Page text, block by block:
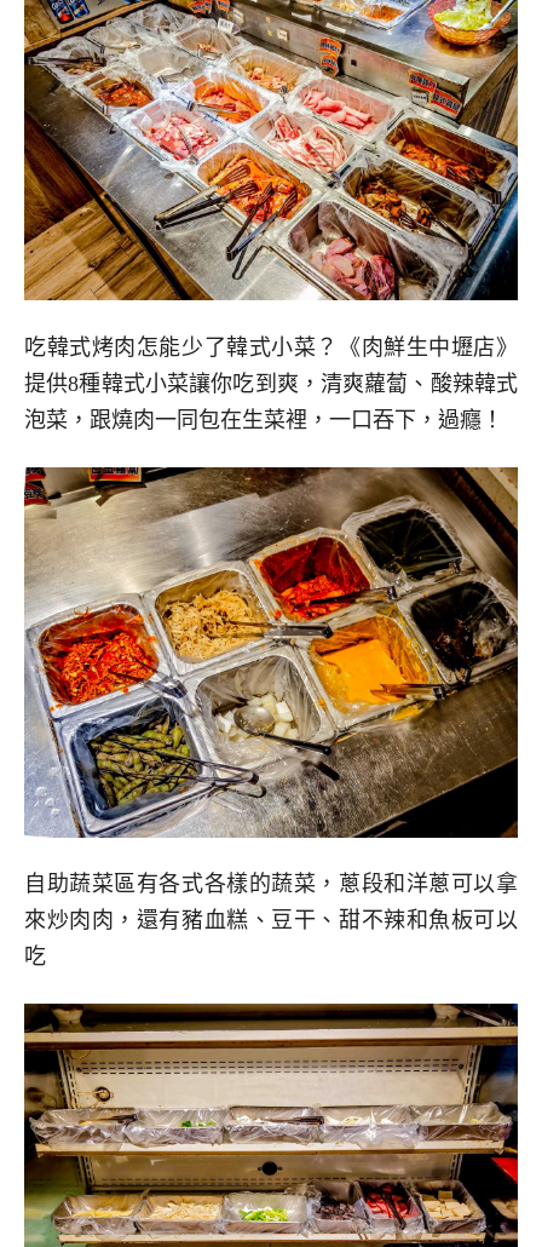
吃韓式烤肉怎能少了韓式小菜？《肉鮮生中壢店》
提供8種韓式小菜讓你吃到爽，清爽蘿蔔、酸辣韓式
泡菜，跟燒肉一同包在生菜裡，一口吞下，過癮！
自助蔬菜區有各式各樣的蔬菜，蔥段和洋蔥可以拿
來炒肉肉，還有豬血糕、豆干、甜不辣和魚板可以
吃